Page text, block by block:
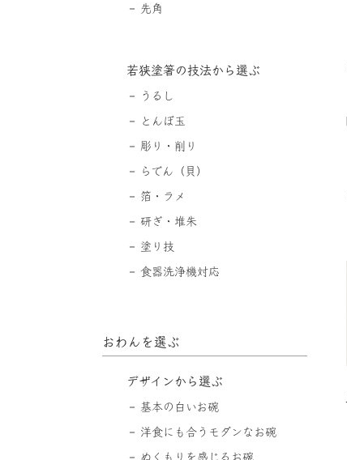
先角
若狭塗箸の技法から選ぶ
うるし
とんぼ玉
彫り・削り
らでん（貝）
箔・ラメ
研ぎ・堆朱
塗り技
食器洗浄機対応
おわんを選ぶ
デザインから選ぶ
基本の白いお碗
洋食にも合うモダンなお碗
ぬくもりを感じるお碗